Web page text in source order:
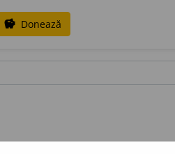
savings Donează